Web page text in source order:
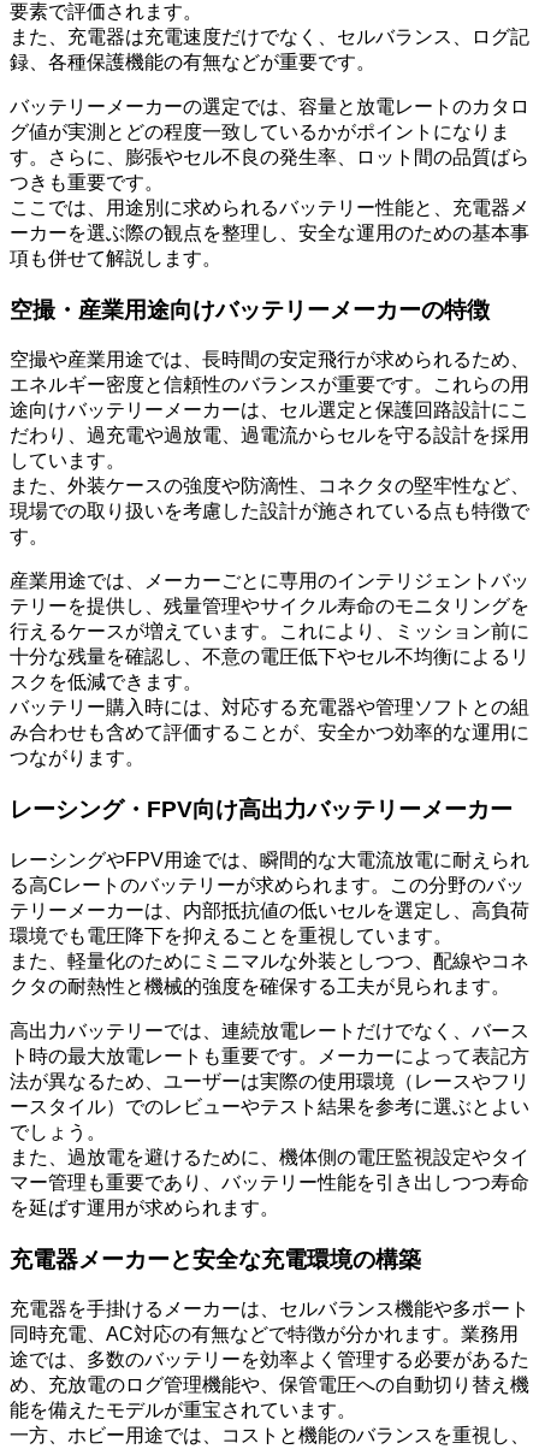
要素で評価されます。
また、充電器は充電速度だけでなく、セルバランス、ログ記
録、各種保護機能の有無などが重要です。
バッテリーメーカーの選定では、容量と放電レートのカタロ
グ値が実測とどの程度一致しているかがポイントになりま
す。さらに、膨張やセル不良の発生率、ロット間の品質ばら
つきも重要です。
ここでは、用途別に求められるバッテリー性能と、充電器メ
ーカーを選ぶ際の観点を整理し、安全な運用のための基本事
項も併せて解説します。
空撮・産業用途向けバッテリーメーカーの特徴
空撮や産業用途では、長時間の安定飛行が求められるため、
エネルギー密度と信頼性のバランスが重要です。これらの用
途向けバッテリーメーカーは、セル選定と保護回路設計にこ
だわり、過充電や過放電、過電流からセルを守る設計を採用
しています。
また、外装ケースの強度や防滴性、コネクタの堅牢性など、
現場での取り扱いを考慮した設計が施されている点も特徴で
す。
産業用途では、メーカーごとに専用のインテリジェントバッ
テリーを提供し、残量管理やサイクル寿命のモニタリングを
行えるケースが増えています。これにより、ミッション前に
十分な残量を確認し、不意の電圧低下やセル不均衡によるリ
スクを低減できます。
バッテリー購入時には、対応する充電器や管理ソフトとの組
み合わせも含めて評価することが、安全かつ効率的な運用に
つながります。
レーシング・FPV向け高出力バッテリーメーカー
レーシングやFPV用途では、瞬間的な大電流放電に耐えられ
る高Cレートのバッテリーが求められます。この分野のバッ
テリーメーカーは、内部抵抗値の低いセルを選定し、高負荷
環境でも電圧降下を抑えることを重視しています。
また、軽量化のためにミニマルな外装としつつ、配線やコネ
クタの耐熱性と機械的強度を確保する工夫が見られます。
高出力バッテリーでは、連続放電レートだけでなく、バース
ト時の最大放電レートも重要です。メーカーによって表記方
法が異なるため、ユーザーは実際の使用環境（レースやフリ
ースタイル）でのレビューやテスト結果を参考に選ぶとよい
でしょう。
また、過放電を避けるために、機体側の電圧監視設定やタイ
マー管理も重要であり、バッテリー性能を引き出しつつ寿命
を延ばす運用が求められます。
充電器メーカーと安全な充電環境の構築
充電器を手掛けるメーカーは、セルバランス機能や多ポート
同時充電、AC対応の有無などで特徴が分かれます。業務用
途では、多数のバッテリーを効率よく管理する必要があるた
め、充放電のログ管理機能や、保管電圧への自動切り替え機
能を備えたモデルが重宝されています。
一方、ホビー用途では、コストと機能のバランスを重視し、